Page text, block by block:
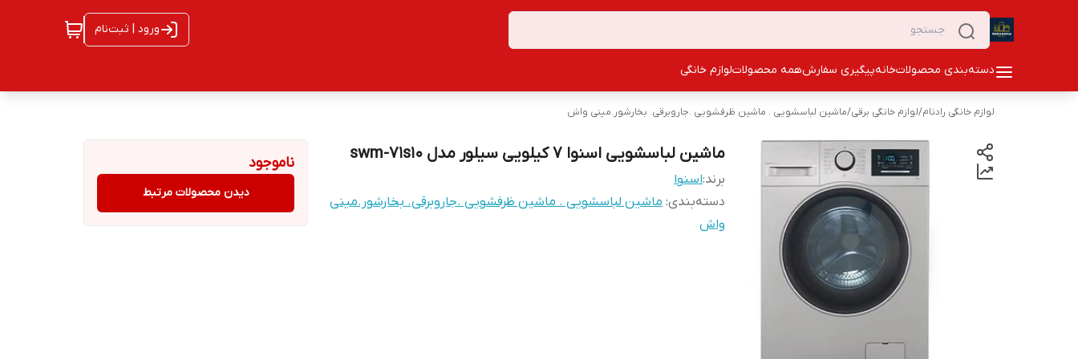
ورود | ثبت‌نام
دسته‌بندی محصولاتخانهپیگیری سفارشهمه محصولاتلوازم خانگی
لوازم خانگی رادنام/لوازم خانگی برقی/ماشین لباسشویی . ماشین ظرفشویی .جاروبرقی. بخارشور.مینی واش
ماشین لباسشویی اسنوا 7 کیلویی سیلور مدل swm-71s10
برند:اسنوا
دسته‌بندی: ماشین لباسشویی . ماشین ظرفشویی .جاروبرقی. بخارشور.مینی
واش
ناموجود
دیدن محصولات مرتبط